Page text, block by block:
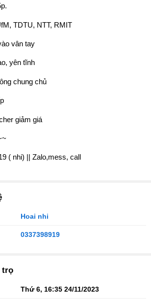
TDTU, NTT, RMIT
vân tay
yên tĩnh
chung chủ
giảm giá
( nhi) || Zalo,mess, call
Hoai nhi
0337398919
trọ
Thứ 6, 16:35 24/11/2023